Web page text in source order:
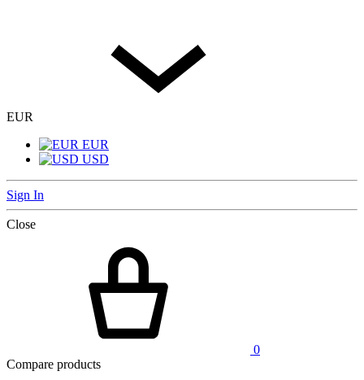
EUR
EUR
USD
Sign In
Close
0
Compare products